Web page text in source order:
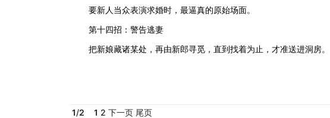
要新人当众表演求婚时，最逼真的原始场面。
第十四招：警告逃妻
把新娘藏诸某处，再由新郎寻觅，直到找着为止，才准送进洞房。
1/2 1 2 下一页 尾页